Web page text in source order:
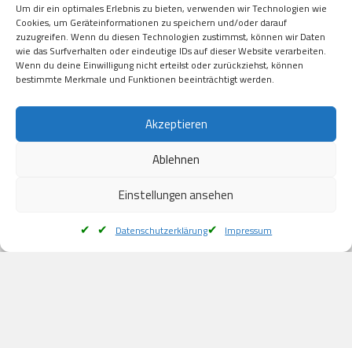
Um dir ein optimales Erlebnis zu bieten, verwenden wir Technologien wie
Cookies, um Geräteinformationen zu speichern und/oder darauf
zuzugreifen. Wenn du diesen Technologien zustimmst, können wir Daten
wie das Surfverhalten oder eindeutige IDs auf dieser Website verarbeiten.
Wenn du deine Einwilligung nicht erteilst oder zurückziehst, können
bestimmte Merkmale und Funktionen beeinträchtigt werden.
Akzeptieren
Ablehnen
Einstellungen ansehen
Datenschutzerklärung Impressum
Kauf auf Rechung
Klarna
American Express